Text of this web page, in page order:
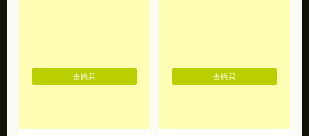
去购买 去购买